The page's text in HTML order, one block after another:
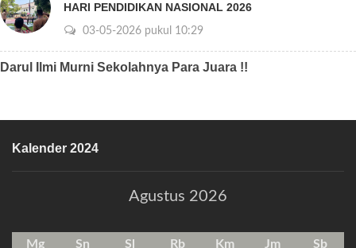
HARI PENDIDIKAN NASIONAL 2026
03-05-2026 pukul 10:29
Darul Ilmi Murni Sekolahnya Para Juara !!
Kalender 2024
Agustus 2026
Mg Sn Sl Rb Km Jm Sb